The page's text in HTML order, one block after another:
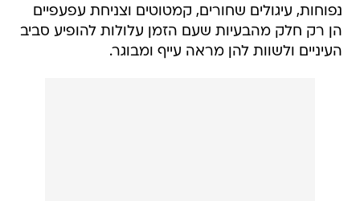
נפוחות, עיגולים שחורים, קמטוטים וצניחת עפעפיים
הן רק חלק מהבעיות שעם הזמן עלולות להופיע סביב
העיניים ולשוות להן מראה עייף ומבוגר.